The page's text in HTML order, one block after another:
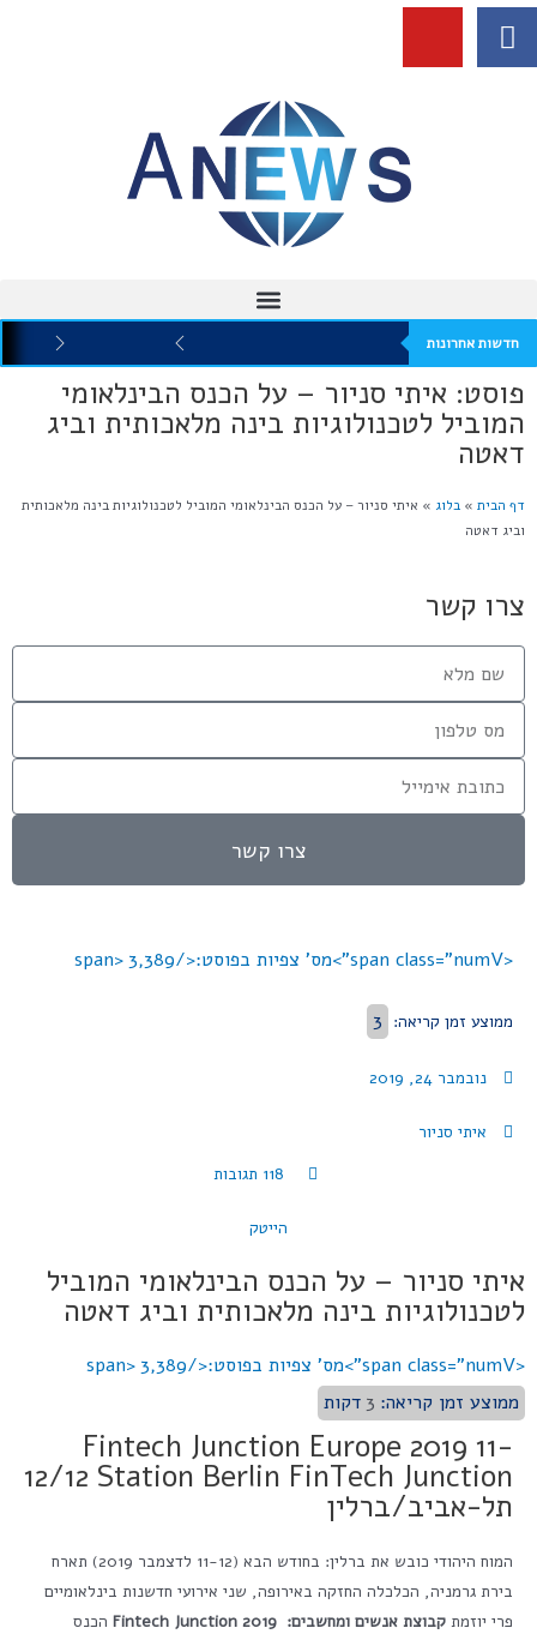
חדשות אחרונות
פוסט: איתי סניור – על הכנס הבינלאומי
המוביל לטכנולוגיות בינה מלאכותית וביג
דאטה
דף הבית » בלוג » איתי סניור – על הכנס הבינלאומי המוביל לטכנולוגיות בינה מלאכותית
וביג דאטה
<span class="numV">מס' צפיות בפוסט:</span> 3,389
ממוצע זמן קריאה: 3
נובמבר 24, 2019
איתי סניור
118 תגובות
הייטק
איתי סניור – על הכנס הבינלאומי המוביל
לטכנולוגיות בינה מלאכותית וביג דאטה
<span class="numV">מס' צפיות בפוסט:</span>
3,389
ממוצע זמן קריאה: 3 דקות
Fintech Junction Europe 2019 11-
12/12 Station Berlin FinTech Junction
תל-אביב/ברלין
המוח היהודי כובש את ברלין: בחודש הבא (11-12 לדצמבר 2019) תארח
בירת גרמניה, הכלכלה החזקה באירופה, שני אירועי חדשנות בינלאומיים
פרי יוזמת קבוצת אנשים ומחשבים: Fintech Junction 2019 הכנס
צרו קשר
צרו קשר